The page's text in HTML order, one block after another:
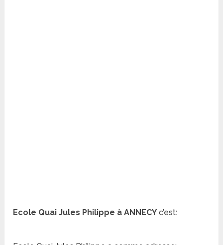
Ecole Quai Jules Philippe à ANNECY c’est: